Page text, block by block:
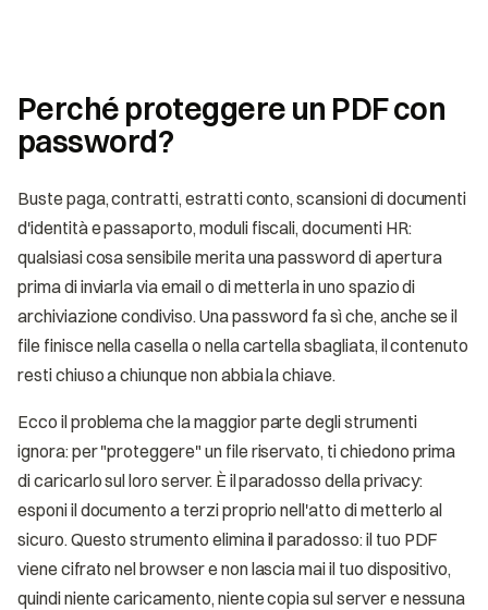
Perché proteggere un PDF con
password?
Buste paga, contratti, estratti conto, scansioni di documenti
d'identità e passaporto, moduli fiscali, documenti HR:
qualsiasi cosa sensibile merita una password di apertura
prima di inviarla via email o di metterla in uno spazio di
archiviazione condiviso. Una password fa sì che, anche se il
file finisce nella casella o nella cartella sbagliata, il contenuto
resti chiuso a chiunque non abbia la chiave.
Ecco il problema che la maggior parte degli strumenti
ignora: per "proteggere" un file riservato, ti chiedono prima
di caricarlo sul loro server. È il paradosso della privacy:
esponi il documento a terzi proprio nell'atto di metterlo al
sicuro. Questo strumento elimina il paradosso: il tuo PDF
viene cifrato nel browser e non lascia mai il tuo dispositivo,
quindi niente caricamento, niente copia sul server e nessuna